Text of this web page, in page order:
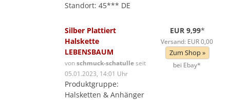
Standort: 45*** DE
Silber Plattiert
Halskette
LEBENSBAUM
vonschmuck-schatulleseit
05.01.2023, 14:01 Uhr
Produktgruppe:
Halsketten & Anhänger
EUR 9,99*
Versand: EUR 0,00
Zum Shop »
bei Ebay*